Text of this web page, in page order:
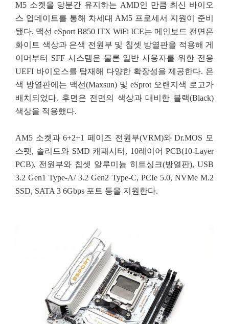
M5 소켓을 당분간 유지하는 AMD인 만큼 최신 바이오
스 업데이트를 통해 차세대 AM5 프로세서 지원이 준비
됐다. 맥선 eSport B850 ITX WiFi ICE는 메인보드 전면은
화이트 색상과 은색 전원부 및 칩셋 방열판을 적용해 게
이머부터 SFF 시스템은 물론 일반 사용자를 위한 전용
UEFI 바이오스를 탑재해 다양한 확장성을 제공한다. 은
색 방열판에는 맥선(Maxsun) 및 eSprot 오랜지색 로고가
배치되었다. 후면은 전면의 색상과 대비한 블랙(Black)
색상을 적용했다.
AM5 소켓과 6+2+1 페이즈 전원부(VRM)와 Dr.MOS 모
스펫, 솔리드와 SMD 캐패시터, 10레이어 PCB(10-Layer
PCB), 전원부와 칩셋 알루미늄 히트싱크(방열판), USB
3.2 Gen1 Type-A/ 3.2 Gen2 Type-C, PCIe 5.0, NVMe M.2
SSD, SATA 3 6Gbps 포트 등을 지원한다.